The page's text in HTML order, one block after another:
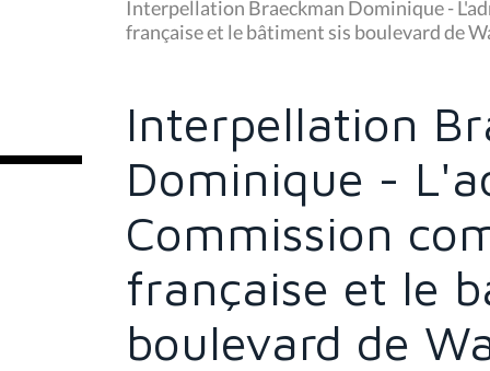
u
s
ê
Interpellation Braeckman Dominique -
française et le bâtiment sis boulevard de
Interpellation
Dominique -
Commission
française et le
boulevard de